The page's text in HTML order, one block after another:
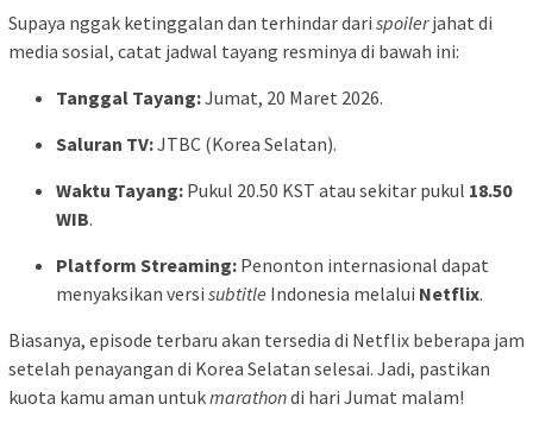
Supaya nggak ketinggalan dan terhindar dari spoilerjahat di
media sosial, catat jadwal tayang resminya di bawah ini:
Tanggal Tayang:Jumat, 20 Maret 2026.
Saluran TV:JTBC (Korea Selatan).
Waktu Tayang: Pukul 20.50 KST atau sekitar pukul 18.50
WIB.
Platform Streaming: Penonton internasional dapat
menyaksikan versi subtitle Indonesia melalui Netflix.
Biasanya, episode terbaru akan tersedia di Netflix beberapa jam
setelah penayangan di Korea Selatan selesai. Jadi, pastikan
kuota kamu aman untukmarathondi hari Jumat malam!